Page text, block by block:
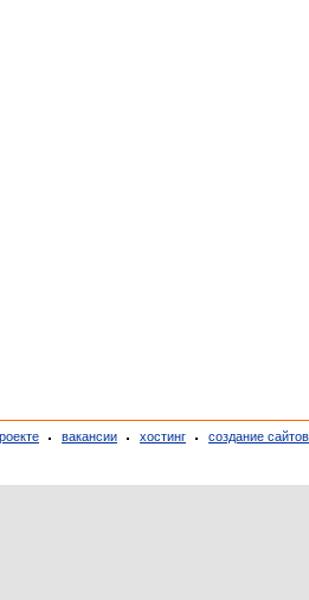
вакансии хостинг создание сайтов